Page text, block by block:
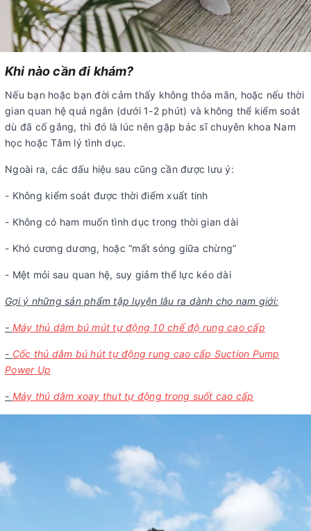
Khi nào cần đi khám?
Nếu bạn hoặc bạn đời cảm thấy không thỏa mãn, hoặc nếu thời
gian quan hệ quá ngắn (dưới 1-2 phút) và không thể kiểm soát
dù đã cố gắng, thì đó là lúc nên gặp bác sĩ chuyên khoa Nam
học hoặc Tâm lý tình dục.
Ngoài ra, các dấu hiệu sau cũng cần được lưu ý:
- Không kiểm soát được thời điểm xuất tinh
- Không có ham muốn tình dục trong thời gian dài
- Khó cương dương, hoặc “mất sóng giữa chừng”
- Mệt mỏi sau quan hệ, suy giảm thể lực kéo dài
Gợi ý những sản phẩm tập luyện lâu ra dành cho nam giới:
- Máy thủ dâm bú mút tự động 10 chế độ rung cao cấp
- Cốc thủ dâm bú hút tự động rung cao cấp Suction Pump
Power Up
- Máy thủ dâm xoay thut tự động trong suốt cao cấp